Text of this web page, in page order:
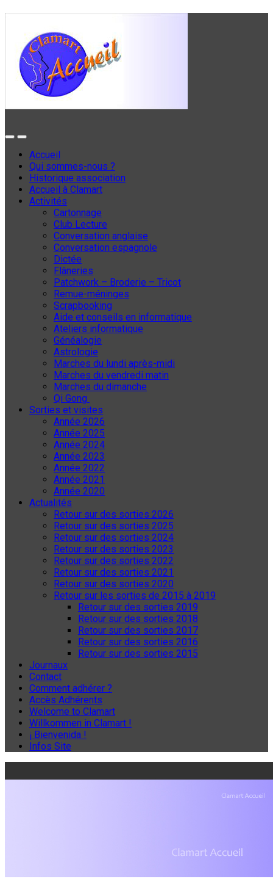
Accueil
Qui sommes-nous ?
Historique association
Accueil à Clamart
Activités
Cartonnage
Club Lecture
Conversation anglaise
Conversation espagnole
Dictée
Flâneries
Patchwork – Broderie – Tricot
Remue-méninges
Scrapbooking
Aide et conseils en informatique
Ateliers informatique
Généalogie
Astrologie
Marches du lundi après-midi
Marches du vendredi matin
Marches du dimanche
Qi Gong
Sorties et visites
Année 2026
Année 2025
Année 2024
Année 2023
Année 2022
Année 2021
Année 2020
Actualités
Retour sur des sorties 2026
Retour sur des sorties 2025
Retour sur des sorties 2024
Retour sur des sorties 2023
Retour sur des sorties 2022
Retour sur des sorties 2021
Retour sur des sorties 2020
Retour sur les sorties de 2015 à 2019
Retour sur des sorties 2019
Retour sur des sorties 2018
Retour sur des sorties 2017
Retour sur des sorties 2016
Retour sur des sorties 2015
Journaux
Contact
Comment adhérer ?
Accès Adhérents
Welcome to Clamart
Willkommen in Clamart !
¡ Bienvenida !
Infos Site